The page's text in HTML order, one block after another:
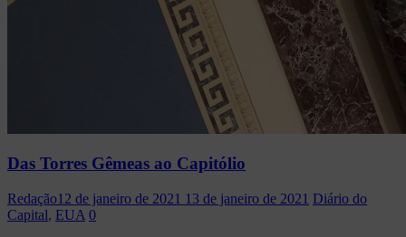
Das Torres Gêmeas ao Capitólio
Redação12 de janeiro de 2021 13 de janeiro de 2021 Diário do
Capital, EUA 0